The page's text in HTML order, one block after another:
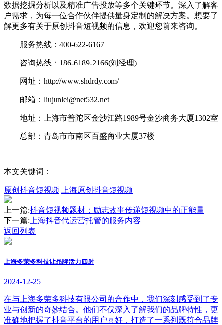
数据挖掘分析以及精准广告投放等多个关键环节。深入了解客
户需求，为每一位合作伙伴提供量身定制的解决方案。想要了
解更多有关于原创抖音短视频的信息，欢迎您前来咨询。
服务热线：400-622-6167
咨询热线：186-6189-2166(刘经理)
网址：http://www.shdrdy.com/
邮箱：liujunlei@net532.net
地址：上海市普陀区金沙江路1989号金沙商务大厦1302室
总部：青岛市市南区百盛商业大厦37楼
本文关键词：
原创抖音短视频 上海原创抖音短视频
上一篇:抖音短视频题材：励志故事传递短视频中的正能量
下一篇: 上海抖音代运营托管的服务内容
返回列表
上海多荣多科技让品牌活力四射
2024-12-25
在与上海多荣多科技有限公司的合作中，我们深刻感受到了专
业与创新的奇妙结合。他们不仅深入了解我们的品牌特性，更
准确地把握了抖音平台的用户喜好，打造了一系列既符合品牌